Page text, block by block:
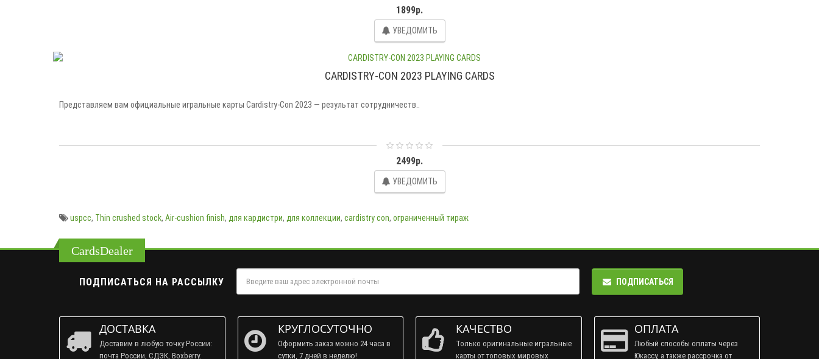
1899р.
УВЕДОМИТЬ
CARDISTRY-CON 2023 PLAYING CARDS
Представляем вам официальные игральные карты Cardistry-Con 2023 — результат сотрудничеств..
2499р.
УВЕДОМИТЬ
uspcc, Thin crushed stock, Air-cushion finish, для кардистри, для коллекции, cardistry con, ограниченный тираж
CardsDealer
ПОДПИСАТЬСЯ НА РАССЫЛКУ ПОДПИСАТЬСЯ
ДОСТАВКА
Доставим в любую точку России:
почта России, СДЭК, Boxberry.
КРУГЛОСУТОЧНО
Оформить заказ можно 24 часа в
сутки, 7 дней в неделю!
КАЧЕСТВО
Только оригинальные игральные
карты от топовых мировых
ОПЛАТА
Любый способы оплаты через
Юкассу, а также рассрочка от